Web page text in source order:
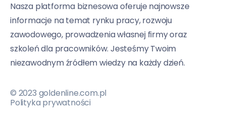
Nasza platforma biznesowa oferuje najnowsze
informacje na temat rynku pracy, rozwoju
zawodowego, prowadzenia własnej firmy oraz
szkoleń dla pracowników. Jesteśmy Twoim
niezawodnym źródłem wiedzy na każdy dzień.
© 2023 goldenline.com.pl
Polityka prywatności